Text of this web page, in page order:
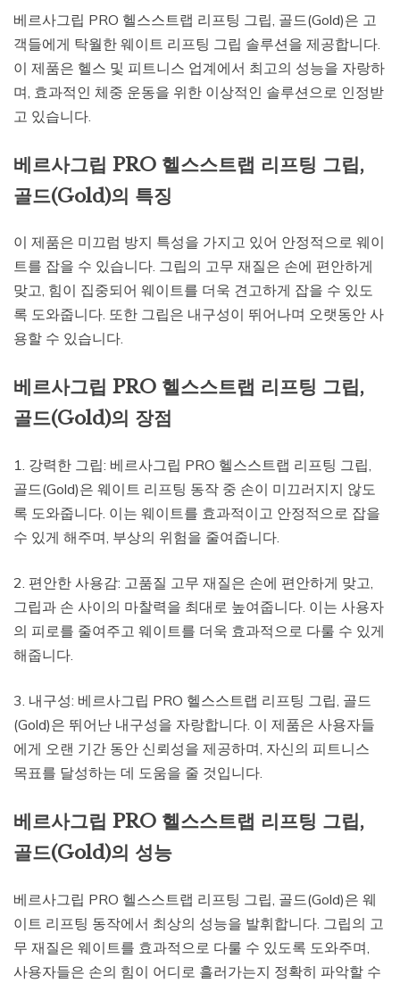
베르사그립 PRO 헬스스트랩 리프팅 그립, 골드(Gold)은 고
객들에게 탁월한 웨이트 리프팅 그립 솔루션을 제공합니다.
이 제품은 헬스 및 피트니스 업계에서 최고의 성능을 자랑하
며, 효과적인 체중 운동을 위한 이상적인 솔루션으로 인정받
고 있습니다.
베르사그립 PRO 헬스스트랩 리프팅 그립,
골드(Gold)의 특징
이 제품은 미끄럼 방지 특성을 가지고 있어 안정적으로 웨이
트를 잡을 수 있습니다. 그립의 고무 재질은 손에 편안하게
맞고, 힘이 집중되어 웨이트를 더욱 견고하게 잡을 수 있도
록 도와줍니다. 또한 그립은 내구성이 뛰어나며 오랫동안 사
용할 수 있습니다.
베르사그립 PRO 헬스스트랩 리프팅 그립,
골드(Gold)의 장점
1. 강력한 그립: 베르사그립 PRO 헬스스트랩 리프팅 그립,
골드(Gold)은 웨이트 리프팅 동작 중 손이 미끄러지지 않도
록 도와줍니다. 이는 웨이트를 효과적이고 안정적으로 잡을
수 있게 해주며, 부상의 위험을 줄여줍니다.
2. 편안한 사용감: 고품질 고무 재질은 손에 편안하게 맞고,
그립과 손 사이의 마찰력을 최대로 높여줍니다. 이는 사용자
의 피로를 줄여주고 웨이트를 더욱 효과적으로 다룰 수 있게
해줍니다.
3. 내구성: 베르사그립 PRO 헬스스트랩 리프팅 그립, 골드
(Gold)은 뛰어난 내구성을 자랑합니다. 이 제품은 사용자들
에게 오랜 기간 동안 신뢰성을 제공하며, 자신의 피트니스
목표를 달성하는 데 도움을 줄 것입니다.
베르사그립 PRO 헬스스트랩 리프팅 그립,
골드(Gold)의 성능
베르사그립 PRO 헬스스트랩 리프팅 그립, 골드(Gold)은 웨
이트 리프팅 동작에서 최상의 성능을 발휘합니다. 그립의 고
무 재질은 웨이트를 효과적으로 다룰 수 있도록 도와주며,
사용자들은 손의 힘이 어디로 흘러가는지 정확히 파악할 수